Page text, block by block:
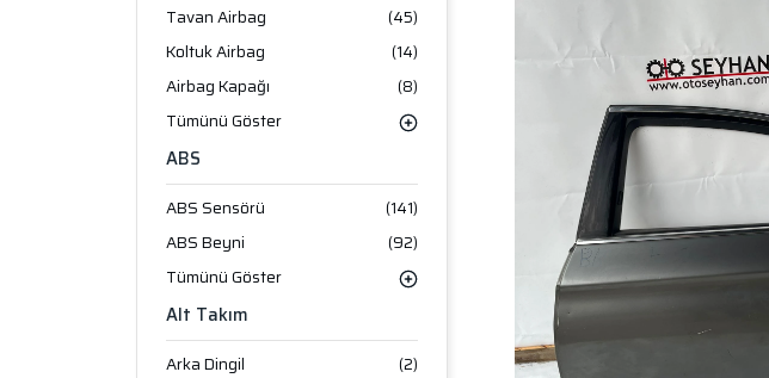
Tavan Airbag
(45)
Koltuk Airbag
(14)
Airbag Kapağı
(8)
Tümünü Göster
ABS
ABS Sensörü
(141)
ABS Beyni
(92)
Tümünü Göster
Alt Takım
Arka Dingil
(2)